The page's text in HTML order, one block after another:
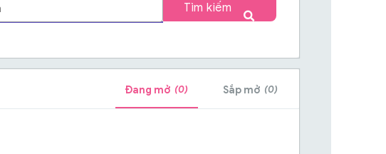
Tìm kiếm
Đang mở (0) Sắp mở (0)